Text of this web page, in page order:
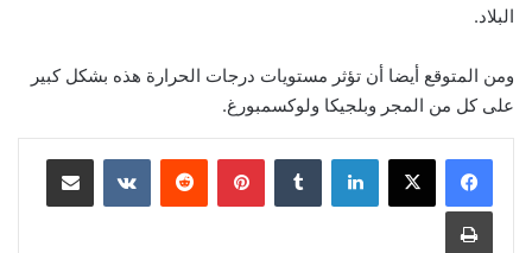
البلاد.
ومن المتوقع أيضا أن تؤثر مستويات درجات الحرارة هذه بشكل كبير
على كل من المجر وبلجيكا ولوكسمبورغ.
لينكدإن بينتيريست